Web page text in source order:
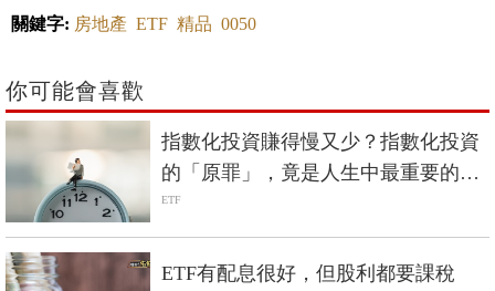
關鍵字: 房地產 ETF 精品 0050
你可能會喜歡
指數化投資賺得慢又少？指數化投資
的「原罪」，竟是人生中最重要的禮
物？
ETF
ETF有配息很好，但股利都要課稅